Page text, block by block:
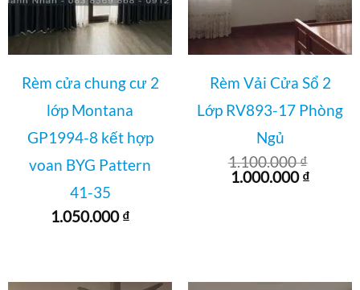
Rèm cửa chung cư 2
lớp Montana
GP1994-8 kết hợp
voan BYG Pattern
41-35
1.050.000₫
Rèm Vải Cửa Sổ 2
Lớp RV893-17 Phòng
Ngủ
1.100.000₫
Giá
1.000.000₫Giá